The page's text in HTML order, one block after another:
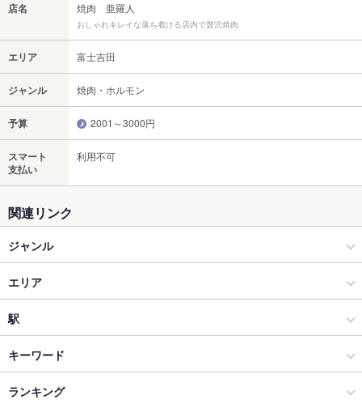
店名 焼肉 亜羅人
おしゃれキレイな落ち着ける店内で贅沢焼肉
エリア 富士吉田
ジャンル 焼肉・ホルモン
予算 2001～3000円
スマート
支払い
利用不可
関連リンク
ジャンル
焼肉・ホルモン
焼肉
富士吉田・河口湖 × 焼肉・ホルモン
富士吉田・河口湖 × 焼肉
エリア
富士吉田
富士吉田 × 焼肉・ホルモン
富士吉田 × 焼肉
駅
河口湖駅
富士急ハイランド駅
キーワード
馬刺し エビ料理
ランキング